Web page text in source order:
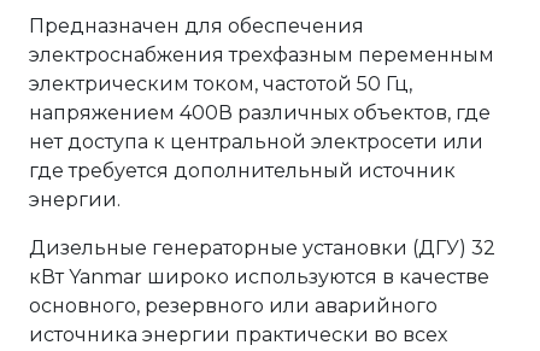
Предназначен для обеспечения
электроснабжения трехфазным переменным
электрическим током, частотой 50 Гц,
напряжением 400В различных объектов, где
нет доступа к центральной электросети или
где требуется дополнительный источник
энергии.
Дизельные генераторные установки (ДГУ) 32
кВт Yanmar широко используются в качестве
основного, резервного или аварийного
источника энергии практически во всех